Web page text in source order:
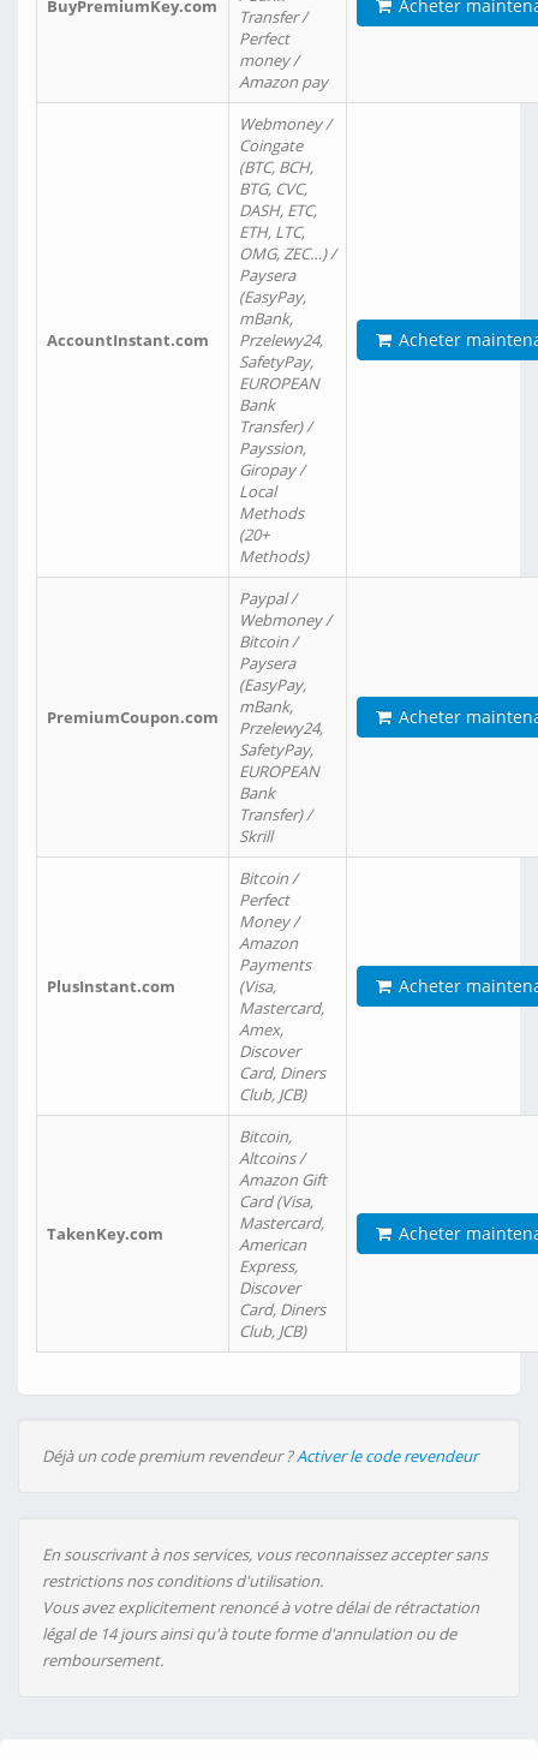
BuyPremiumKey.com
Transfer /
Perfect
money /
Amazon pay
Acheter
AccountInstant.com
Webmoney /
Coingate
(BTC, BCH,
BTG, CVC,
DASH, ETC,
ETH, LTC,
OMG, ZEC…) /
Paysera
(EasyPay,
mBank,
Przelewy24,
SafetyPay,
EUROPEAN
Bank
Transfer) /
Payssion,
Giropay /
Local
Methods
(20+
Methods)
Acheter
PremiumCoupon.com
Paypal /
Webmoney /
Bitcoin /
Paysera
(EasyPay,
mBank,
Przelewy24,
SafetyPay,
EUROPEAN
Bank
Transfer) /
Skrill
Acheter
PlusInstant.com
Bitcoin /
Perfect
Money /
Amazon
Payments
(Visa,
Mastercard,
Amex,
Discover
Card, Diners
Club, JCB)
Acheter
TakenKey.com
Bitcoin,
Altcoins /
Amazon Gift
Card (Visa,
Mastercard,
American
Express,
Discover
Card, Diners
Club, JCB)
Acheter
Déjà un code premium revendeur ?Activer le code revendeur
En souscrivant à nos services, vous reconnaissez accepter sans
restrictions nos conditions d'utilisation.
Vous avez explicitement renoncé à votre délai de rétractation
légal de 14 jours ainsi qu'à toute forme d'annulation ou de
remboursement.